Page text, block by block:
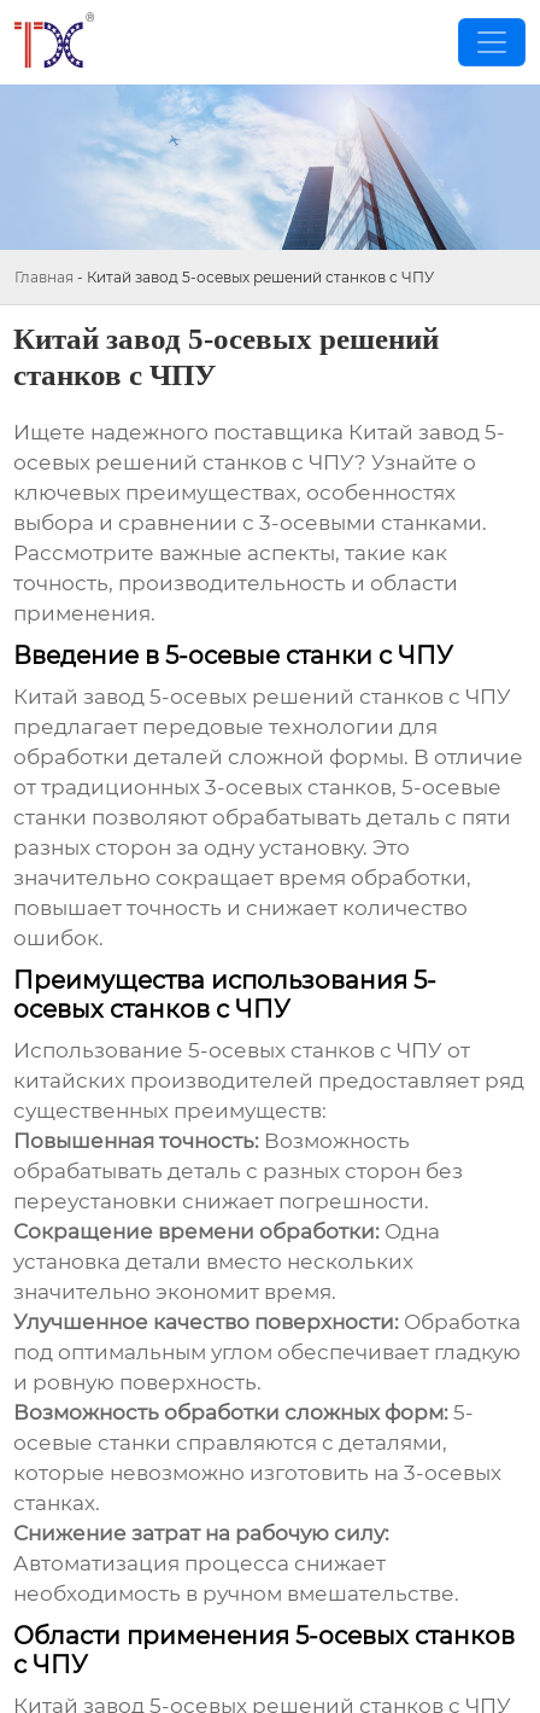
Главная - Китай завод 5-осевых решений станков с ЧПУ
Китай завод 5-осевых решений
станков с ЧПУ
Ищете надежного поставщика Китай завод 5-
осевых решений станков с ЧПУ? Узнайте о
ключевых преимуществах, особенностях
выбора и сравнении с 3-осевыми станками.
Рассмотрите важные аспекты, такие как
точность, производительность и области
применения.
Введение в 5-осевые станки с ЧПУ
Китай завод 5-осевых решений станков с ЧПУ
предлагает передовые технологии для
обработки деталей сложной формы. В отличие
от традиционных 3-осевых станков, 5-осевые
станки позволяют обрабатывать деталь с пяти
разных сторон за одну установку. Это
значительно сокращает время обработки,
повышает точность и снижает количество
ошибок.
Преимущества использования 5-
осевых станков с ЧПУ
Использование 5-осевых станков с ЧПУ от
китайских производителей предоставляет ряд
существенных преимуществ:
Повышенная точность: Возможность
обрабатывать деталь с разных сторон без
переустановки снижает погрешности.
Сокращение времени обработки: Одна
установка детали вместо нескольких
значительно экономит время.
Улучшенное качество поверхности: Обработка
под оптимальным углом обеспечивает гладкую
и ровную поверхность.
Возможность обработки сложных форм: 5-
осевые станки справляются с деталями,
которые невозможно изготовить на 3-осевых
станках.
Снижение затрат на рабочую силу:
Автоматизация процесса снижает
необходимость в ручном вмешательстве.
Области применения 5-осевых станков
с ЧПУ
Китай завод 5-осевых решений станков с ЧПУ